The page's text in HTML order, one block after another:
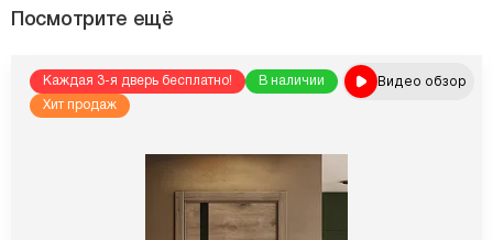
Посмотрите ещё
Каждая 3-я дверь бесплатно!
В наличии
Хит продаж
Видео обзор